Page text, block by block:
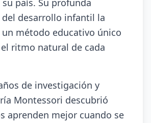
país. Su profunda
del desarrollo infantil la
un método educativo único
ritmo natural de cada
de investigación y
Montessori descubrió
aprenden mejor cuando se